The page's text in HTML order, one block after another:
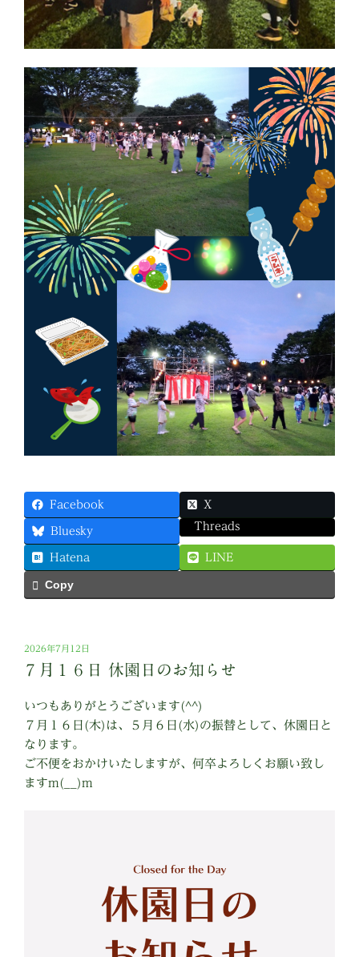
Facebook X
Bluesky Threads
Hatena LINE
Copy
投
日:
2026年7月12日
７月１６日 休園日のお知らせ
いつもありがとうございます(^^)
７月１６日(木)は、５月６日(水)の振替として、休園日と
なります。
ご不便をおかけいたしますが、何卒よろしくお願い致し
ますm(__)m